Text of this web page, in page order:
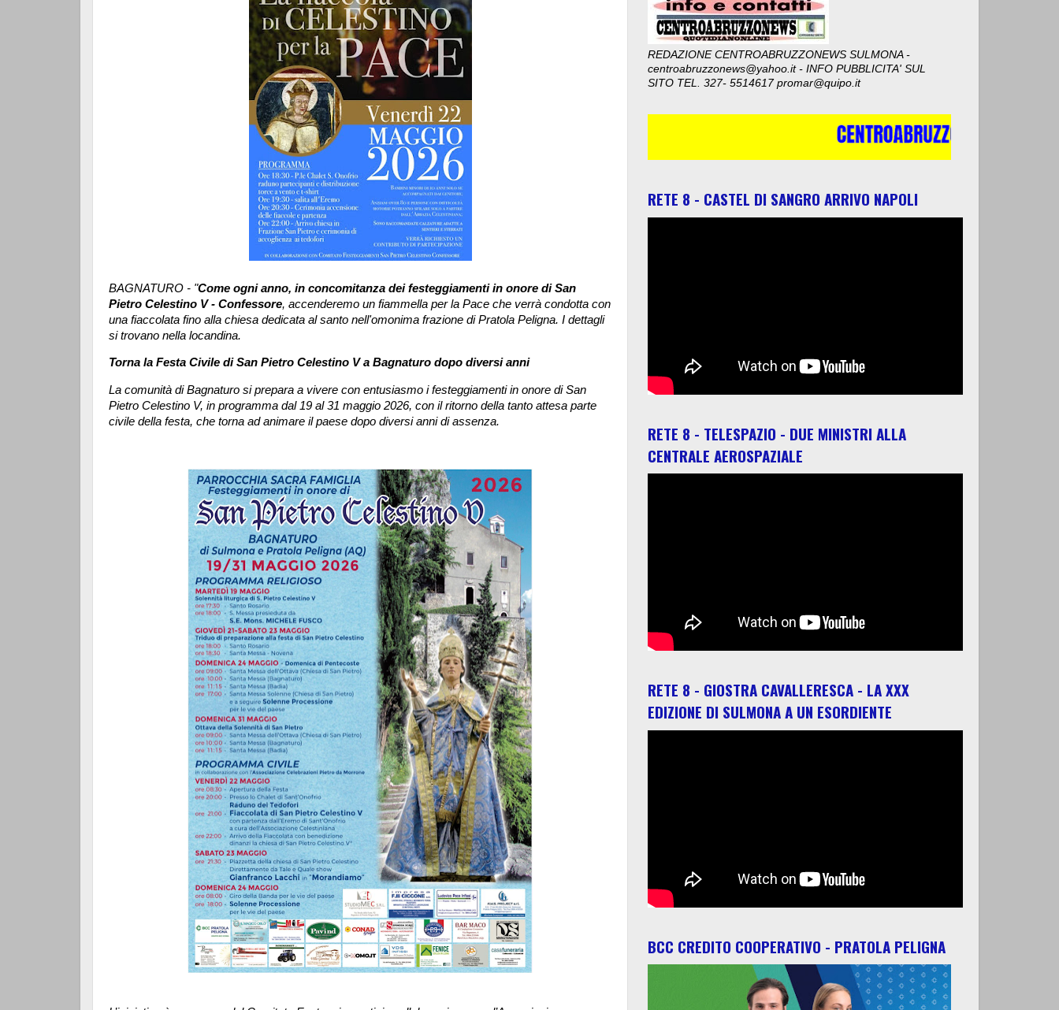
BAGNATURO - "Come ogni anno, in concomitanza dei festeggiamenti in onore di San
Pietro Celestino V - Confessore, accenderemo un fiammella per la Pace che verrà condotta con
una fiaccolata fino alla chiesa dedicata al santo nell'omonima frazione di Pratola Peligna. I dettagli
si trovano nella locandina.
Torna la Festa Civile di San Pietro Celestino V a Bagnaturo dopo diversi anni
La comunità di Bagnaturo si prepara a vivere con entusiasmo i festeggiamenti in onore di San
Pietro Celestino V, in programma dal 19 al 31 maggio 2026, con il ritorno della tanto attesa parte
civile della festa, che torna ad animare il paese dopo diversi anni di assenza.
REDAZIONE CENTROABRUZZONEWS SULMONA -
centroabruzzonews@yahoo.it - INFO PUBBLICITA' SUL
SITO TEL. 327- 5514617 promar@quipo.it
RETE 8 - CASTEL DI SANGRO ARRIVO NAPOLI
RETE 8 - TELESPAZIO - DUE MINISTRI ALLA
CENTRALE AEROSPAZIALE
RETE 8 - GIOSTRA CAVALLERESCA - LA XXX
EDIZIONE DI SULMONA A UN ESORDIENTE
BCC CREDITO COOPERATIVO - PRATOLA PELIGNA